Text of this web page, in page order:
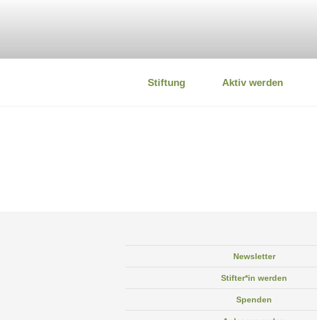
DEUTSCHE
Stiftung Aktiv werden
Newsletter
Stifter*in werden
Spenden